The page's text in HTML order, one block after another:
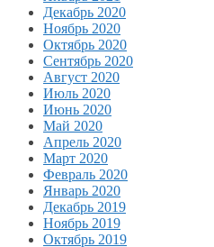
Декабрь 2020
Ноябрь 2020
Октябрь 2020
Сентябрь 2020
Август 2020
Июль 2020
Июнь 2020
Май 2020
Апрель 2020
Март 2020
Февраль 2020
Январь 2020
Декабрь 2019
Ноябрь 2019
Октябрь 2019